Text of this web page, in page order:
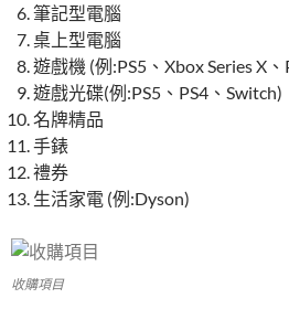
筆記型電腦
桌上型電腦
遊戲機 (例:PS5、Xbox Series X
遊戲光碟(例:PS5、PS4、Switch)
名牌精品
手錶
禮券
生活家電 (例:Dyson)
收購項目